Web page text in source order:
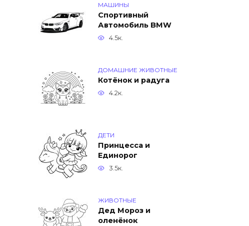
МАШИНЫ
Спортивный
Автомобиль BMW
4.5к.
ДОМАШНИЕ ЖИВОТНЫЕ
Котёнок и радуга
4.2к.
ДЕТИ
Принцесса и
Единорог
3.5к.
ЖИВОТНЫЕ
Дед Мороз и
оленёнок